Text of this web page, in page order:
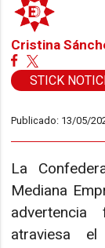
Cristina
STICK
Publicado: 13/05/
La
Mediana
atraviesa